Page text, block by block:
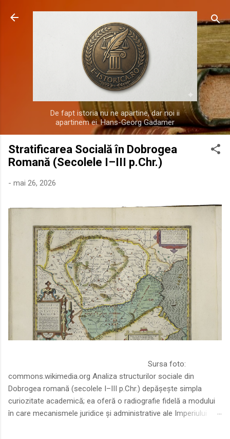
Treceți la conținutul principal
De fapt istoria nu ne apartine, dar noi ii
apartinem ei. Hans-Georg Gadamer
Stratificarea Socială în Dobrogea
Romană (Secolele I–III p.Chr.)
- mai 26, 2026
Sursa foto:
commons.wikimedia.org Analiza structurilor sociale din
Dobrogea romană (secolele I–III p.Chr.) depășește simpla
curiozitate academică; ea oferă o radiografie fidelă a modului
în care mecanismele juridice și administrative ale Imperiului